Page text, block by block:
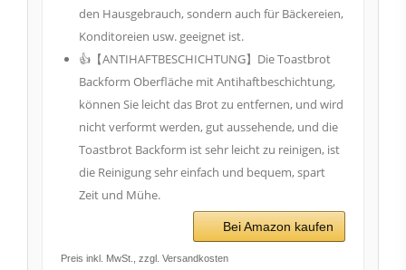
den Hausgebrauch, sondern auch für Bäckereien,
Konditoreien usw. geeignet ist.
👍【ANTIHAFTBESCHICHTUNG】Die Toastbrot
Backform Oberfläche mit Antihaftbeschichtung,
können Sie leicht das Brot zu entfernen, und wird
nicht verformt werden, gut aussehende, und die
Toastbrot Backform ist sehr leicht zu reinigen, ist
die Reinigung sehr einfach und bequem, spart
Zeit und Mühe.
Bei Amazon kaufen
Preis inkl. MwSt., zzgl. Versandkosten